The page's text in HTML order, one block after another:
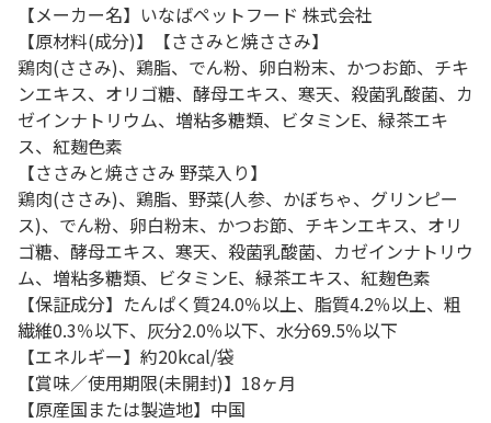
【メーカー名】いなばペットフード 株式会社
【原材料(成分)】【ささみと焼ささみ】
鶏肉(ささみ)、鶏脂、でん粉、卵白粉末、かつお節、チキ
ンエキス、オリゴ糖、酵母エキス、寒天、殺菌乳酸菌、カ
ゼインナトリウム、増粘多糖類、ビタミンE、緑茶エキ
ス、紅麹色素
【ささみと焼ささみ 野菜入り】
鶏肉(ささみ)、鶏脂、野菜(人参、かぼちゃ、グリンピー
ス)、でん粉、卵白粉末、かつお節、チキンエキス、オリ
ゴ糖、酵母エキス、寒天、殺菌乳酸菌、カゼインナトリウ
ム、増粘多糖類、ビタミンE、緑茶エキス、紅麹色素
【保証成分】たんぱく質24.0％以上、脂質4.2％以上、粗
繊維0.3％以下、灰分2.0％以下、水分69.5％以下
【エネルギー】約20kcal/袋
【賞味／使用期限(未開封)】18ヶ月
【原産国または製造地】中国